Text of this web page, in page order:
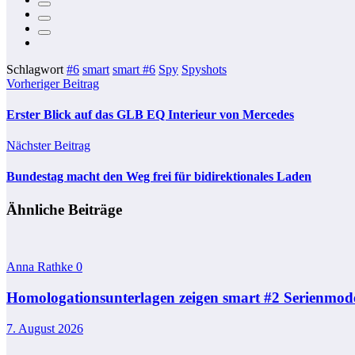
Schlagwort #6 smart smart #6 Spy Spyshots
Vorheriger Beitrag
Erster Blick auf das GLB EQ Interieur von Mercedes
Nächster Beitrag
Bundestag macht den Weg frei für bidirektionales Laden
Ähnliche Beiträge
Anna Rathke 0
Homologationsunterlagen zeigen smart #2
7. August 2026